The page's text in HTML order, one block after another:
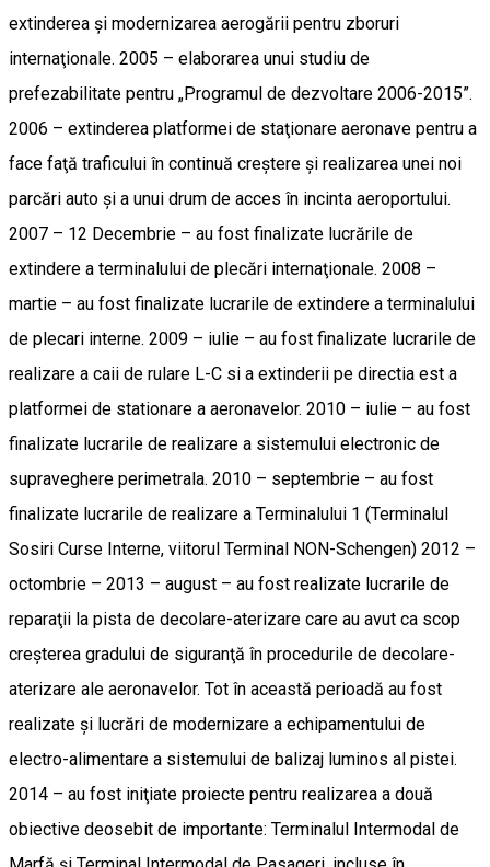
extinderea şi modernizarea aerogării pentru zboruri
internaţionale. 2005 – elaborarea unui studiu de
prefezabilitate pentru „Programul de dezvoltare 2006-2015”.
2006 – extinderea platformei de staţionare aeronave pentru a
face faţă traficului în continuă creştere şi realizarea unei noi
parcări auto şi a unui drum de acces în incinta aeroportului.
2007 – 12 Decembrie – au fost finalizate lucrările de
extindere a terminalului de plecări internaţionale. 2008 –
martie – au fost finalizate lucrarile de extindere a terminalului
de plecari interne. 2009 – iulie – au fost finalizate lucrarile de
realizare a caii de rulare L-C si a extinderii pe directia est a
platformei de stationare a aeronavelor. 2010 – iulie – au fost
finalizate lucrarile de realizare a sistemului electronic de
supraveghere perimetrala. 2010 – septembrie – au fost
finalizate lucrarile de realizare a Terminalului 1 (Terminalul
Sosiri Curse Interne, viitorul Terminal NON-Schengen) 2012 –
octombrie – 2013 – august – au fost realizate lucrarile de
reparaţii la pista de decolare-aterizare care au avut ca scop
creşterea gradului de siguranţă în procedurile de decolare-
aterizare ale aeronavelor. Tot în această perioadă au fost
realizate şi lucrări de modernizare a echipamentului de
electro-alimentare a sistemului de balizaj luminos al pistei.
2014 – au fost iniţiate proiecte pentru realizarea a două
obiective deosebit de importante: Terminalul Intermodal de